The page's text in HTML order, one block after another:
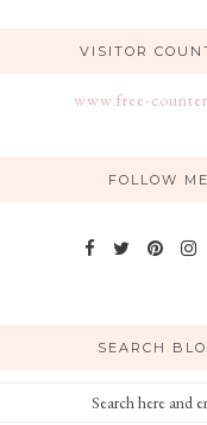
VISITOR
www.free-
FOLLOW ME
SEARCH